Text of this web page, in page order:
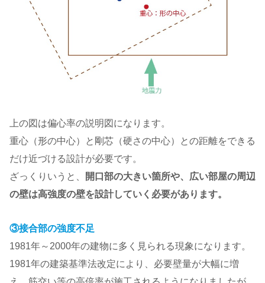
上の図は偏心率の説明図になります。
重心（形の中心）と剛芯（硬さの中心）との距離をできる
だけ近づける設計が必要です。
ざっくりいうと、
開口部の大きい箇所や、広い部屋の周辺
の壁は高強度の壁を設計していく必要があります。
③接合部の強度不足
1981年～2000年の建物に多く見られる現象になります。
1981年の建築基準法改定により、必要壁量が大幅に増